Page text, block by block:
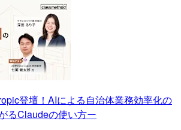
登壇！AIによる自治体業務効率化の
るClaudeの使い方ー